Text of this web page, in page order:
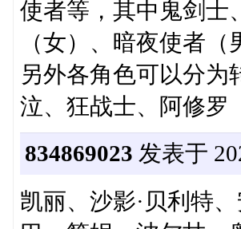
使者等，其中鬼剑士
（女）、暗夜使者
另外各角色可以分为
泣、狂战士、阿修罗
834869023 发表于
凯丽、沙影·贝利特